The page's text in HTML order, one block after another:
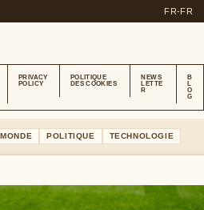
FR-FR
PRIVACY
POLICY
POLITIQUE
DES COOKIES
NEWS
LETTE
R
B
L
O
G
MONDE POLITIQUE TECHNOLOGIE